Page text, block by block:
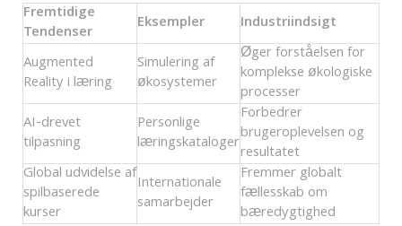
Fremtidige
Tendenser
Eksempler
Industriindsigt
Augmented
Reality i læring
Simulering af
økosystemer
Øger forståelsen for
komplekse økologiske
processer
AI-drevet
tilpasning
Personlige
læringskataloger
Forbedrer
brugeroplevelsen og
resultatet
Global udvidelse af
spilbaserede
kurser
Internationale
samarbejder
Fremmer globalt
fællesskab om
bæredygtighed